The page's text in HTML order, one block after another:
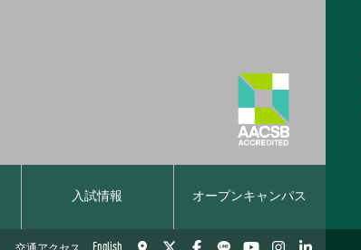
入試情報 オープンキャンパス
English